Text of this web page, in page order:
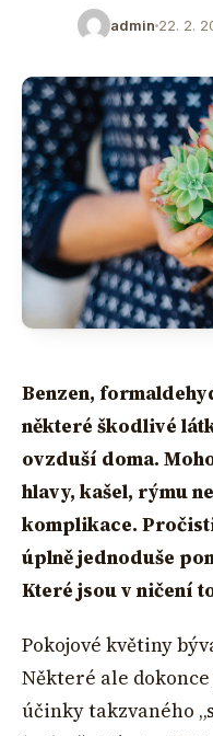
admin 22. 2.
Benzen,
některé škodlivé
ovzduší doma.
hlavy, kašel, rýmu
komplikace.
úplně jednoduše
Které jsou v ničení
Pokojové květiny
Některé ale
účinky takzvaného